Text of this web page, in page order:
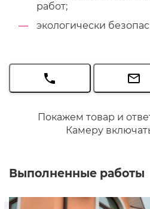
работ;
экологически
Покажем товар и
Камеру
Выполненные работы